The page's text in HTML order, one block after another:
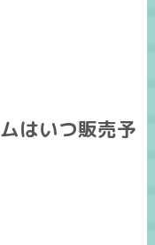
はいつ販売予